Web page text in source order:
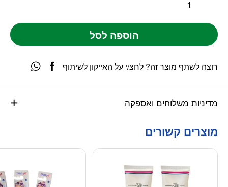
הוספה לסל
מדיניות משלוחים ואספקה
רוצה לשתף מוצר זה? לחצ/י על האייקון לשיתוף
מוצרים קשורים